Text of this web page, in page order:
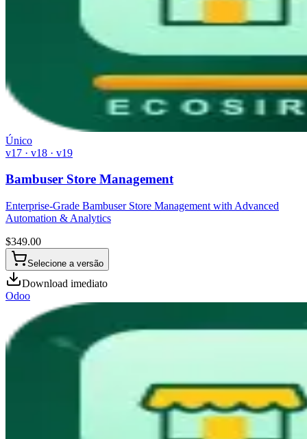
Único
v17 · v18 · v19
Bambuser Store Management
Enterprise-Grade Bambuser Store Management with Advanced
Automation & Analytics
$349.00
Selecione a versão
Download imediato
Odoo